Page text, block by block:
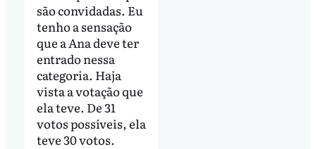
são convidadas. Eu
tenho a sensação
que a Ana deve ter
entrado nessa
categoria. Haja
vista a votação que
ela teve. De 31
votos possíveis, ela
teve 30 votos.